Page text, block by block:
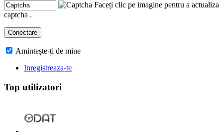
Faceți clic pe imagine pentru a actualiza
captcha .
Amintește-ți de mine
Inregistreaza-te
Top utilizatori